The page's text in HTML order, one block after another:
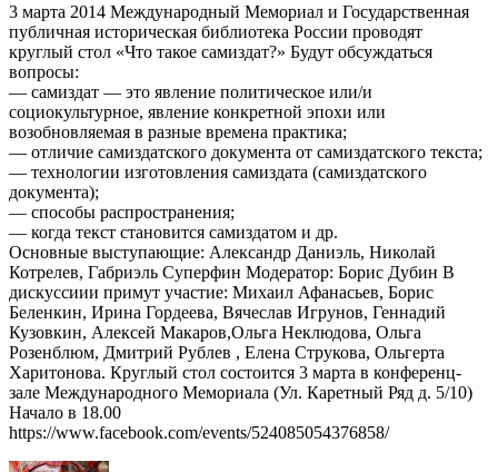
3 марта 2014 Международный Мемориал и Государственная
публичная историческая библиотека России проводят
круглый стол «Что такое самиздат?» Будут обсуждаться
вопросы:
— самиздат — это явление политическое или/и
социокультурное, явление конкретной эпохи или
возобновляемая в разные времена практика;
— отличие самиздатского документа от самиздатского текста;
— технологии изготовления самиздата (самиздатского
документа);
— способы распространения;
— когда текст становится самиздатом и др.
Основные выступающие: Александр Даниэль, Николай
Котрелев, Габриэль Суперфин Модератор: Борис Дубин В
дискуссиии примут участие: Михаил Афанасьев, Борис
Беленкин, Ирина Гордеева, Вячеслав Игрунов, Геннадий
Кузовкин, Алексей Макаров,Ольга Неклюдова, Ольга
Розенблюм, Дмитрий Рублев , Елена Струкова, Ольгерта
Харитонова. Круглый стол состоится 3 марта в конференц-
зале Международного Мемориала (Ул. Каретный Ряд д. 5/10)
Начало в 18.00
https://www.facebook.com/events/524085054376858/